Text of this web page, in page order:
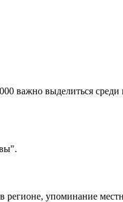
важно выделиться
регионе, упоминание